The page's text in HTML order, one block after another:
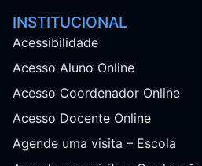
INSTITUCIONAL
Acessibilidade
Acesso Aluno Online
Acesso Coordenador Online
Acesso Docente Online
Agende uma visita – Escola